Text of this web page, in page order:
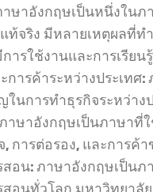
ษาอังกฤษเป็นหนึ่งในภ
ท้จริง มีหลายเหตุผลที่
ารใช้งานและการเรีย
การค้าระหว่างประเทศ
นการทำธุรกิจระหว่าง
าษาอังกฤษเป็นภาษาที่
, การต่อรอง, และการค้
สอน: ภาษาอังกฤษเป็น